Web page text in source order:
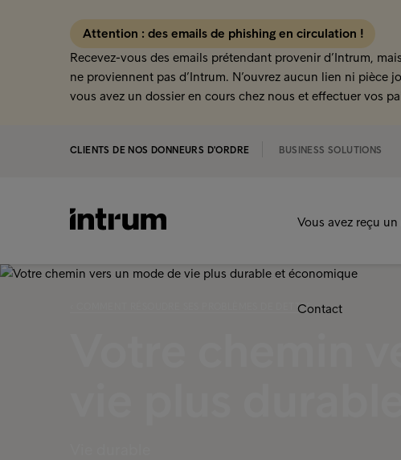
Attention : des emails de phishing en circulation !
Recevez-vous des emails prétendant provenir d’Intrum,
ne proviennent pas d’Intrum. N’ouvrez aucun lien ni pièce
vous avez un dossier en cours chez nous et effectuer vos
CLIENTS DE NOS DONNEURS D'ORDRE BUSINESS SOLUTIONS
Vous avez reçu un
Contact
‹ COMMENT RÉSOUDRE SES PROBLÈMES DE DETTES